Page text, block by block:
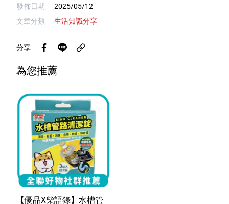
發佈日期
2025/05/12
文章分類
生活知識分享
分享
為您推薦
【優品X柴語錄】水槽管